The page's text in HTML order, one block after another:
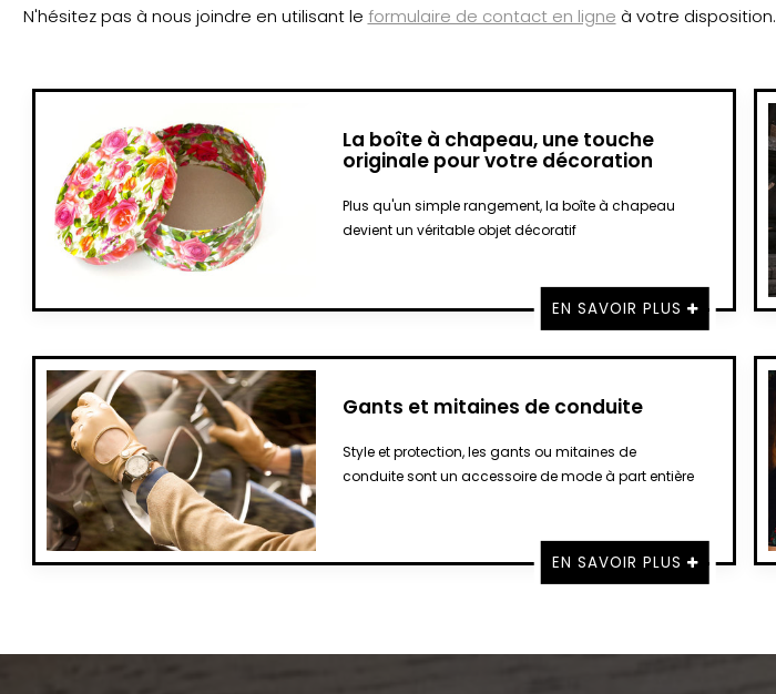
N'hésitez pas à nous joindre en utilisant le formulaire de contact en ligne à votre disposition.
La boîte à chapeau, une touche
originale pour votre décoration
Plus qu'un simple rangement, la boîte à chapeau
devient un véritable objet décoratif
EN SAVOIR PLUS
Gants et mitaines de conduite
Style et protection, les gants ou mitaines de
conduite sont un accessoire de mode à part entière
EN SAVOIR PLUS